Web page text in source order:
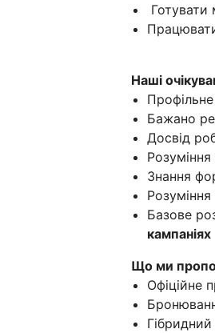
Наші
Бажано
Досвід
Знання
Базове
кампаніях
Що ми
Офіційне